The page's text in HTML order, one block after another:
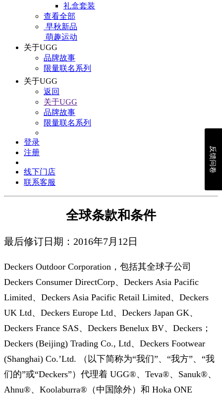
礼盒套装
查看全部
早秋新品
萌趣运动
关于UGG
品牌故事
限量联名系列
关于UGG
返回
关于UGG
品牌故事
限量联名系列
登录
注册
线下门店
联系客服
全球条款和条件
最后修订日期：2016年7月12日
Deckers Outdoor Corporation，包括其全球子公司
Deckers Consumer DirectCorp、Deckers Asia Pacific
Limited、Deckers Asia Pacific Retail Limited、Deckers
UK Ltd、Deckers Europe Ltd、Deckers Japan GK、
Deckers France SAS、Deckers Benelux BV、Deckers；
Deckers (Beijing) Trading Co., Ltd、Deckers Footwear
(Shanghai) Co.’Ltd. （以下简称为“我们”、“我方”、“我
们的”或“Deckers”）代理着 UGG®、Teva®、Sanuk®、
Ahnu®、Koolaburra®（中国除外）和 Hoka ONE
反馈问卷